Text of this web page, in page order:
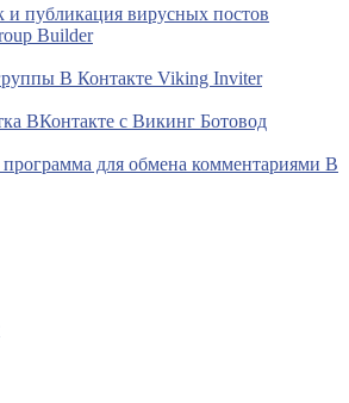
публикация вирусных постов
Builder
В Контакте Viking Inviter
ВКонтакте с Викинг Ботовод
для обмена комментариями В